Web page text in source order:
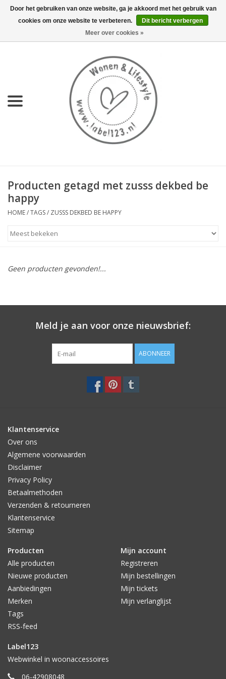
0 Artikelen - €0,00
KEUKEN
LIFESTYLE
OUTDOOR
SALE
Producten getagd met zusss dekbed be
happy
HOME/TAGS/ ZUSSS DEKBED BE HAPPY
Geen producten gevonden!...
Meld je aan voor onze nieuwsbrief:
ABONNEER
Klantenservice
Over ons
Algemene voorwaarden
Disclaimer
Privacy Policy
Betaalmethoden
Verzenden & retourneren
Klantenservice
Sitemap
Producten
Alle producten
Nieuwe producten
Aanbiedingen
Merken
Tags
RSS-feed
Mijn account
Registreren
Mijn bestellingen
Mijn tickets
Mijn verlanglijst
Label123
Webwinkel in woonaccessoires
06-42908048
Door het gebruiken van onze website, ga je akkoord met het gebruik van
cookies om onze website te verbeteren.
Dit bericht verbergen
Meer over cookies »